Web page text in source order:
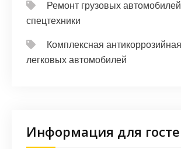
Ремонт грузовых
спецтехники
Комплексная
легковых автомобилей
Информация для